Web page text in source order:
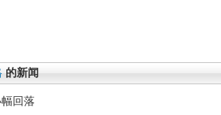
的新闻
回落